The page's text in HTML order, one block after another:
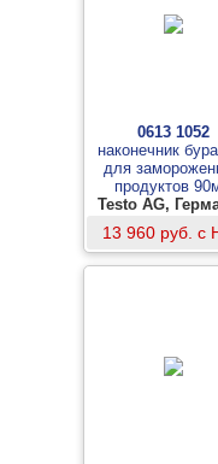
0613 1052
наконечник
для
продуктов
Testo AG,
13 960 руб. с